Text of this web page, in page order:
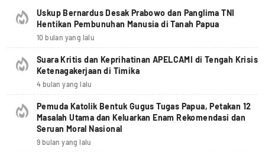
Uskup Bernardus Desak Prabowo dan Panglima TNI
Hentikan Pembunuhan Manusia di Tanah Papua
10 bulan yang lalu
Suara Kritis dan Keprihatinan APELCAMI di Tengah Krisis
Ketenagakerjaan di Timika
4 bulan yang lalu
Pemuda Katolik Bentuk Gugus Tugas Papua, Petakan 12
Masalah Utama dan Keluarkan Enam Rekomendasi dan
Seruan Moral Nasional
9 bulan yang lalu